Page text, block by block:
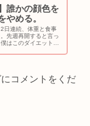
誰かの顔色を
やめる。
日連続、体重と食事
先週再開すると言っ
はこのダイエットブ
に始めました。ダイ
コメントをくだ